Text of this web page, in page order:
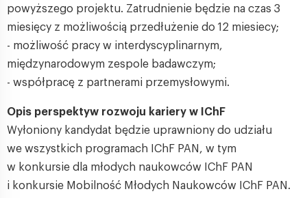
powyższego projektu. Zatrudnienie będzie na czas 3
miesięcy z możliwością przedłużenie do 12 miesiecy;
- możliwość pracy w interdyscyplinarnym,
międzynarodowym zespole badawczym;
- współpracę z partnerami przemysłowymi.
Opis perspektyw rozwoju kariery w IChF
Wyłoniony kandydat będzie uprawniony do udziału
we wszystkich programach IChF PAN, w tym
w konkursie dla młodych naukowców IChF PAN
i konkursie Mobilność Młodych Naukowców IChF PAN.